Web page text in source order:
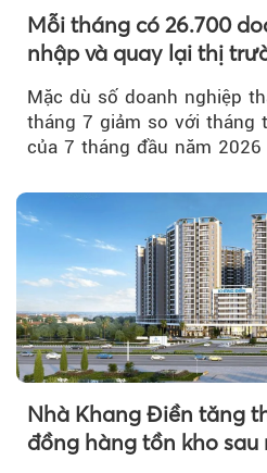
Mỗi tháng có 26.700
nhập và quay lại thị
Mặc dù số doanh nghiệp
tháng 7 giảm so với tháng
của 7 tháng đầu năm
Nhà Khang Điền tăng
đồng hàng tồn kho sau